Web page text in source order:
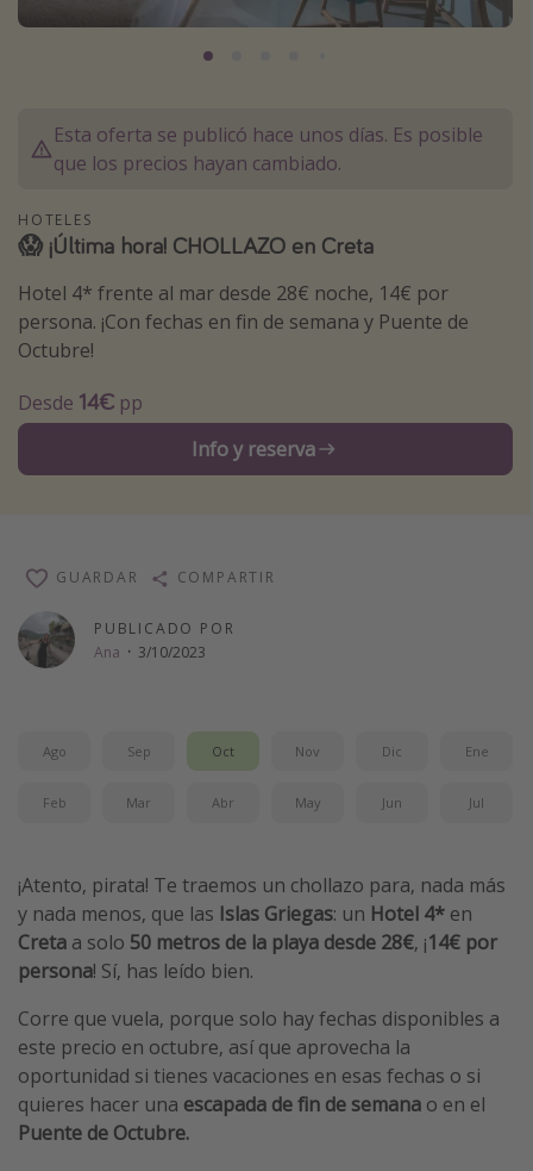
Marruecos
Tailandia
Maldivas
Albania
Inspiración para viajes
Camping
Viajes en tren
Viajar sola como mujer
Vacaciones de Playa
Escapadas románticas
Trabajar en el extranjero
Cruceros por el Mediterráneo
Parques de atracciones
Viaja con musicales
El Rey León el musical
Harry Potter en Londres y otros destinos
Eventos deportivos
Esta oferta se publicó hace unos días. Es posible
que los precios hayan cambiado.
HOTELES
😱 ¡Última hora! CHOLLAZO en Creta
Hotel 4* frente al mar desde 28€ noche, 14€ por
persona. ¡Con fechas en fin de semana y Puente de
Octubre!
Desde 14€ pp
Info y reserva
PUBLICADO POR
Ana · 3/10/2023
GUARDAR COMPARTIR
Ago Sep Oct Nov Dic Ene
Feb Mar Abr May Jun Jul
¡Atento, pirata! Te traemos un chollazo para, nada más
y nada menos, que las Islas Griegas: un Hotel 4* en
Creta a solo 50 metros de la playa desde 28€, ¡14€ por
persona! Sí, has leído bien.
Corre que vuela, porque solo hay fechas disponibles a
este precio en octubre, así que aprovecha la
oportunidad si tienes vacaciones en esas fechas o si
quieres hacer una escapada de fin de semana o en el
Puente de Octubre.